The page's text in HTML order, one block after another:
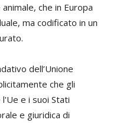
che in Europa
ma codificato in un
dell’Unione
che gli
e i suoi Stati
e giuridica di